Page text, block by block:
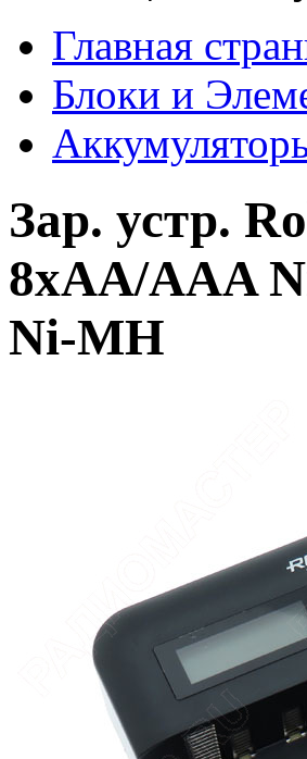
Главная
Блоки и
Зар. устр.
8хАА/AAA
Ni-MH